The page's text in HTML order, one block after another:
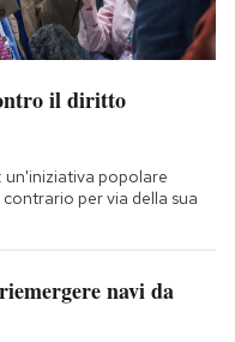
il diritto
un'iniziativa popolare
per via della sua
navi da